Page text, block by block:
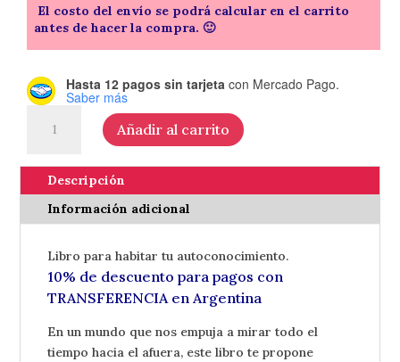
El costo del envío se podrá calcular en el carrito
antes de hacer la compra. 🙂
Hasta 12 pagos sin tarjeta con Mercado Pago.
Saber más
camino
hacia
adentro
Cepeda
cantidad
Añadir al carrito
Descripción
Información adicional
Libro para habitar tu autoconocimiento.
10% de descuento para pagos con
TRANSFERENCIA en Argentina
En un mundo que nos empuja a mirar todo el
tiempo hacia el afuera, este libro te propone